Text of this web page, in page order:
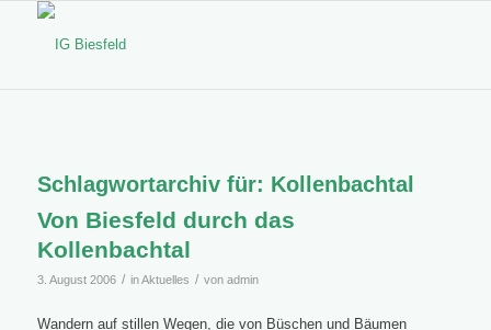
Schlagwortarchiv für: Kollenbachtal
Von Biesfeld durch das
Kollenbachtal
3. August 2006 / inAktuelles / von admin
Wandern auf stillen Wegen, die von Büschen und Bäumen